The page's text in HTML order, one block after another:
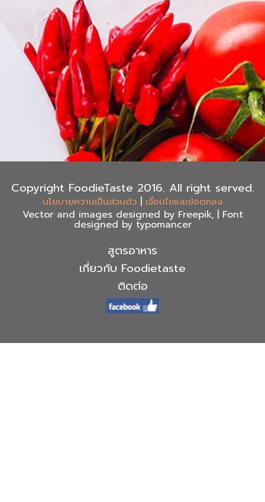
Copyright FoodieTaste 2016. All right served.
นโยบายความเป็นส่วนตัว | เงื่อนไขและข้อตกลง
Vector and images designed by Freepik, | Font
designed by typomancer
สูตรอาหาร
เกี่ยวกับ Foodietaste
ติดต่อ